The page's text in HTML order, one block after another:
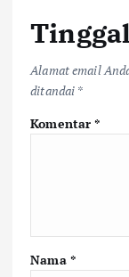
Alamat email
ditandai *
Komentar*
Nama *